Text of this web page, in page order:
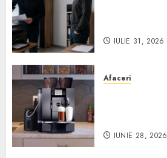
IULIE 31, 2026
Afaceri
IUNIE 28, 2026